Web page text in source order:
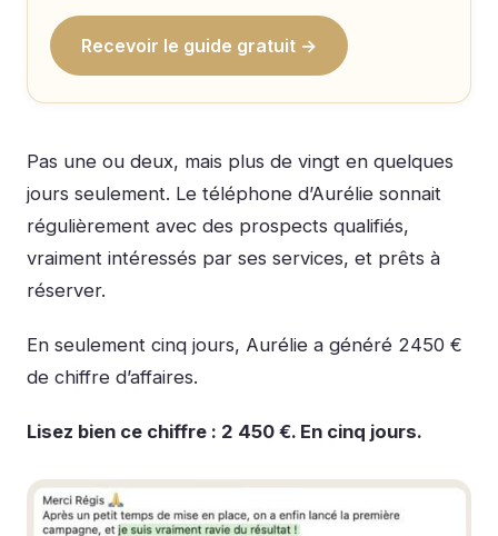
Recevoir le guide gratuit →
Pas une ou deux, mais plus de vingt en quelques
jours seulement. Le téléphone d’Aurélie sonnait
régulièrement avec des prospects qualifiés,
vraiment intéressés par ses services, et prêts à
réserver.
En seulement cinq jours, Aurélie a généré 2450 €
de chiffre d’affaires.
Lisez bien ce chiffre : 2 450 €. En cinq jours.